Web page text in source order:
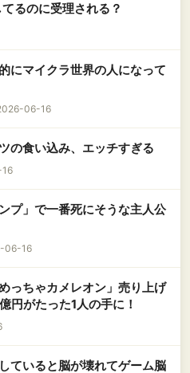
るのに受理される？
にマイクラ世界の人になって
06-16
の食い込み、エッチすぎる
プ」で一番死にそうな主人公
06-16
っちゃカメレオン」売り上げ
円がたった1人の手に！
ていると脳が壊れてゲーム脳